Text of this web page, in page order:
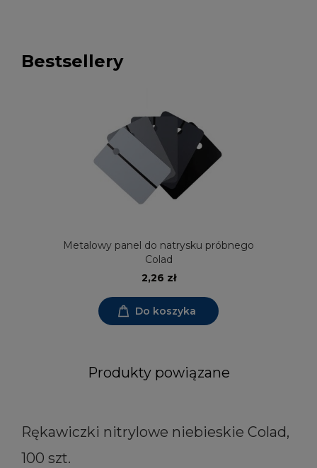
Bestsellery
Metalowy panel do natrysku próbnego
Colad
2,26 zł
Do koszyka
Produkty powiązane
Rękawiczki nitrylowe niebieskie Colad,
100 szt.